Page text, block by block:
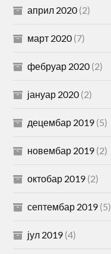
април 2020 (2)
март 2020 (7)
фебруар 2020 (2)
јануар 2020 (2)
децембар 2019 (5)
новембар 2019 (2)
октобар 2019 (2)
септембар 2019 (5)
јул 2019 (4)